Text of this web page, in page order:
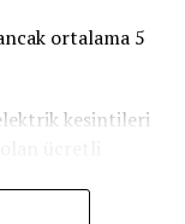
ortalama 5
kesintileri